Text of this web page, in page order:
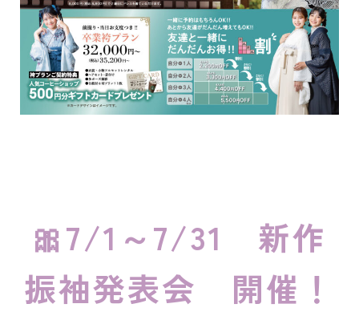
🎀7/1～7/31 新作
振袖発表会 開催！